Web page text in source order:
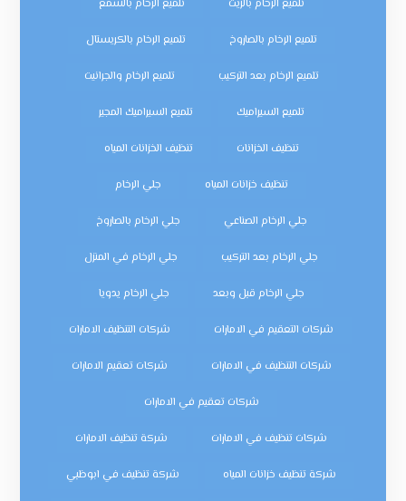
تلميع الرخام بالزيت تلميع الرخام بالشمع
تلميع الرخام بالصاروخ تلميع الرخام بالكريستال
تلميع الرخام بعد التركيب تلميع الرخام والجرانيت
تلميع السيراميك تلميع السيراميك المجير
تنظيف الخزانات تنظيف الخزانات المياه
تنظيف خزانات المياه جلي الرخام
جلي الرخام الصناعي جلي الرخام بالصاروخ
جلي الرخام بعد التركيب جلي الرخام في المنزل
جلي الرخام قبل وبعد جلي الرخام يدويا
شركات التعقيم في الامارات شركات التنظيف الامارات
شركات التنظيف في الامارات شركات تعقيم الامارات
شركات تعقيم في الامارات
شركات تنظيف في الامارات شركة تنظيف الامارات
شركة تنظيف خزانات المياه شركة تنظيف في ابوظبي